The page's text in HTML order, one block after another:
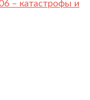
– катастрофы и